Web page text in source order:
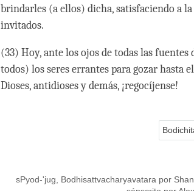
brindarles (a ellos) dicha, satisfaciendo a
invitados.
(33) Hoy, ante los ojos de todas las
todos) los seres errantes para gozar hasta
Dioses, antidioses y demás, ¡regocíjense!
sPyod-'jug, Bodhisattvacharyavatara por